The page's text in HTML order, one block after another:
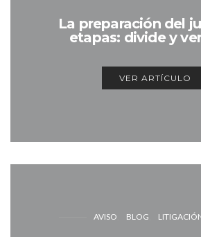
La preparación del
etapas: divide y
VER ARTÍCULO
AVISO BLOG